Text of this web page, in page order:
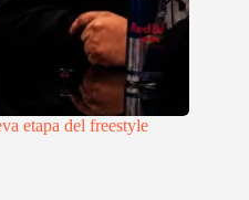
etapa del freestyle